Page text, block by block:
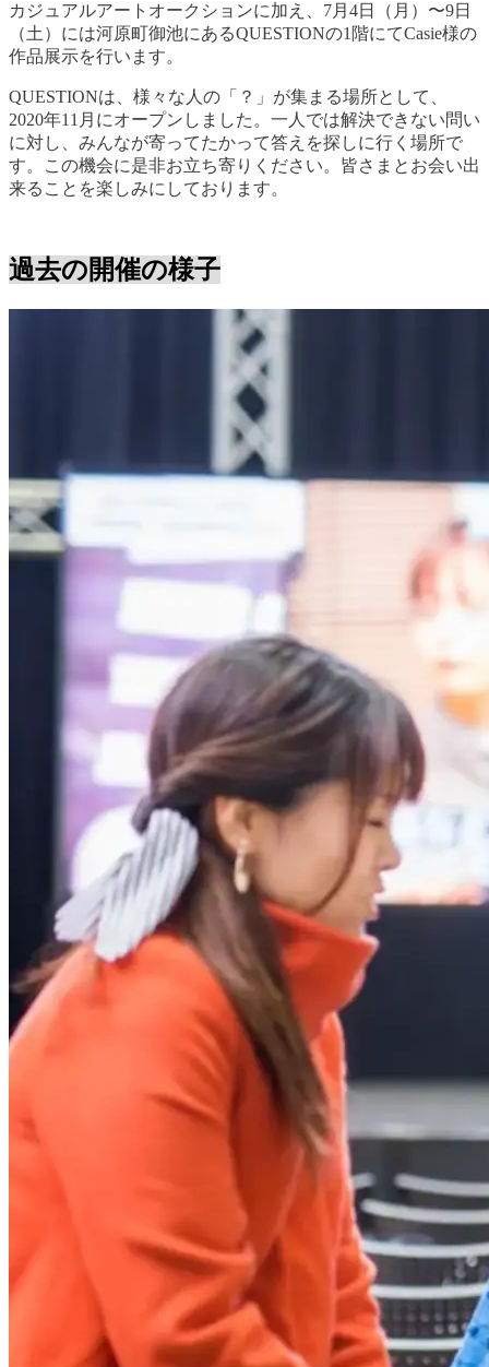
カジュアルアートオークションに加え、7月4日（月）〜9日
（土）には河原町御池にあるQUESTIONの1階にてCasie様の
作品展示を行います。
QUESTIONは、様々な人の「？」が集まる場所として、
2020年11月にオープンしました。一人では解決できない問い
に対し、みんなが寄ってたかって答えを探しに行く場所で
す。この機会に是非お立ち寄りください。皆さまとお会い出
来ることを楽しみにしております。
過去の開催の様子